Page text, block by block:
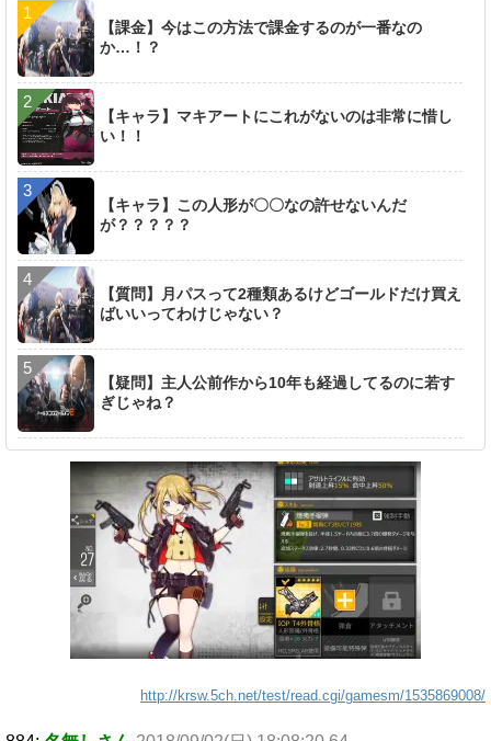
【課金】今はこの方法で課金するのが一番なの
か…！？
【キャラ】マキアートにこれがないのは非常に惜し
い！！
【キャラ】この人形が〇〇なの許せないんだ
が？？？？？
【質問】月パスって2種類あるけどゴールドだけ買え
ばいいってわけじゃない？
【疑問】主人公前作から10年も経過してるのに若す
ぎじゃね？
http://krsw.5ch.net/test/read.cgi/gamesm/1535869008/